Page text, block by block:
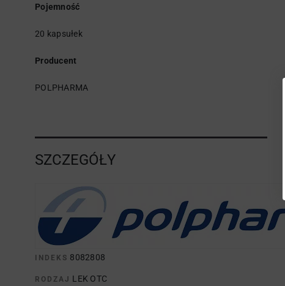
Pojemność
20 kapsułek
Producent
POLPHARMA
SZCZEGÓŁY
INDEKS 8082808
RODZAJ LEK OTC